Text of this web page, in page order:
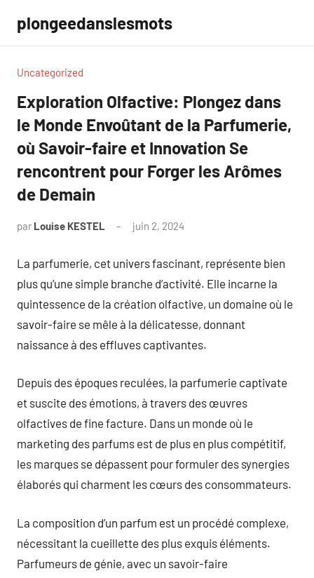
contenu
plongeedanslesmots
Uncategorized
Exploration Olfactive: Plongez dans
le Monde Envoûtant de la Parfumerie,
où Savoir-faire et Innovation Se
rencontrent pour Forger les Arômes
de Demain
par Louise KESTEL juin 2, 2024
La parfumerie, cet univers fascinant, représente bien
plus qu’une simple branche d’activité. Elle incarne la
quintessence de la création olfactive, un domaine où le
savoir-faire se mêle à la délicatesse, donnant
naissance à des effluves captivantes.
Depuis des époques reculées, la parfumerie captivate
et suscite des émotions, à travers des œuvres
olfactives de fine facture. Dans un monde où le
marketing des parfums est de plus en plus compétitif,
les marques se dépassent pour formuler des synergies
élaborés qui charment les cœurs des consommateurs.
La composition d’un parfum est un procédé complexe,
nécessitant la cueillette des plus exquis éléments.
Parfumeurs de génie, avec un savoir-faire